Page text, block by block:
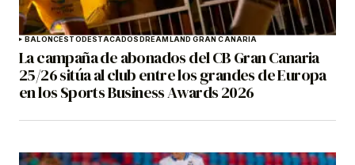
BALONCESTODESTACADOSDREAMLAND GRAN CANARIA
La campaña de abonados del CB Gran Canaria
25/26 sitúa al club entre los grandes de Europa
en los Sports Business Awards 2026